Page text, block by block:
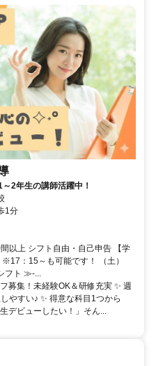
2年生の講師活躍中！
1分
以上 シフト自由・自己申告 【学
：15～も可能です！ （土）
フト ≫-...
募集！未経験OK＆研修充実 ✨ 週
やすい♪ ✨ 得意な科目1つから
デビューしたい！」そん...